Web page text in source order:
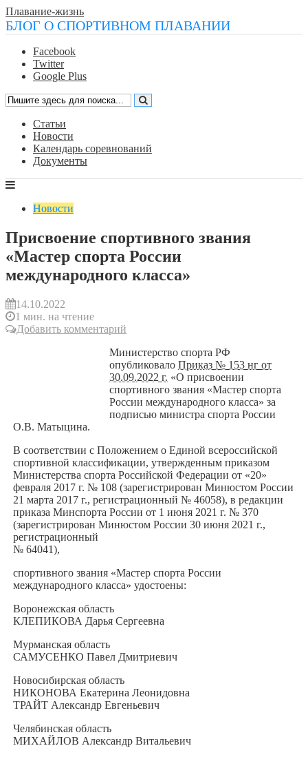
Плавание-жизнь
БЛОГ О СПОРТИВНОМ ПЛАВАНИИ
Facebook
Twitter
Google Plus
Статьи
Новости
Календарь соревнований
Документы
Новости
Присвоение спортивного звания
«Мастер спорта России
международного класса»
14.10.2022
1 мин. на чтение
Добавить комментарий
Министерство спорта РФ
опубликовало Приказ № 153 нг от
30.09.2022 г. «О присвоении
спортивного звания «Мастер спорта
России международного класса» за
подписью министра спорта России
О.В. Матыцина.
В соответствии с Положением о Единой всероссийской
спортивной классификации, утвержденным приказом
Министерства спорта Российской Федерации от «20»
февраля 2017 г. № 108 (зарегистрирован Минюстом России
21 марта 2017 г., регистрационный № 46058), в редакции
приказа Минспорта России от 1 июня 2021 г. № 370
(зарегистрирован Минюстом России 30 июня 2021 г.,
регистрационный
№ 64041),
спортивного звания «Мастер спорта России
международного класса» удостоены:
Воронежская область
КЛЕПИКОВА Дарья Сергеевна
Мурманская область
САМУСЕНКО Павел Дмитриевич
Новосибирская область
НИКОНОВА Екатерина Леонидовна
ТРАЙТ Александр Евгеньевич
Челябинская область
МИХАЙЛОВ Александр Витальевич